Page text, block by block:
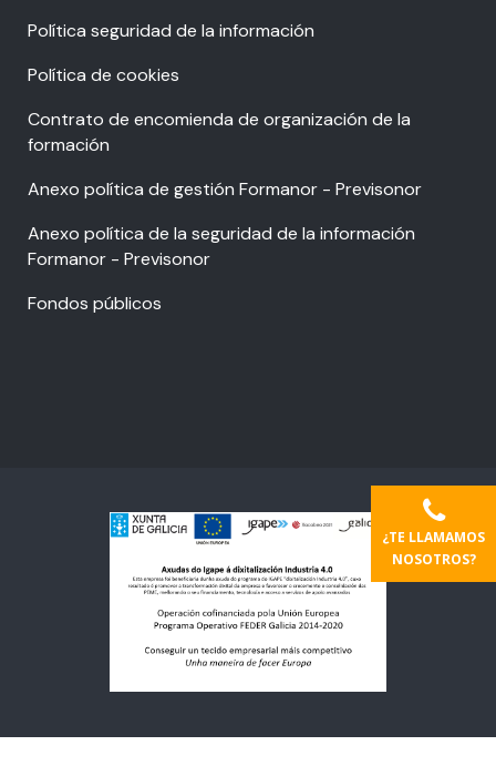
Política seguridad de la información
Política de cookies
Contrato de encomienda de organización de la
formación
Anexo política de gestión Formanor - Previsonor
Anexo política de la seguridad de la información
Formanor - Previsonor
Fondos públicos
¿TE LLAMAMOS
NOSOTROS?